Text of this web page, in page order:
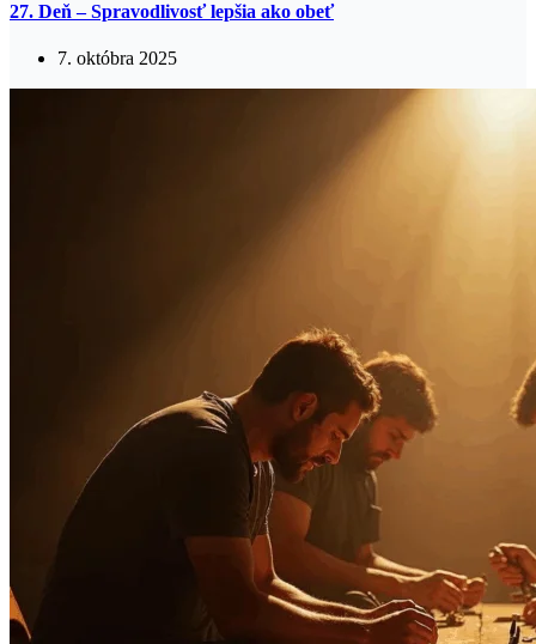
27. Deň – Spravodlivosť lepšia ako obeť
7. októbra 2025